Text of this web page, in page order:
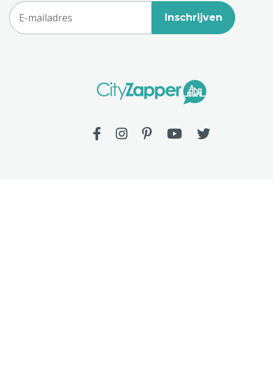
Inschrijven